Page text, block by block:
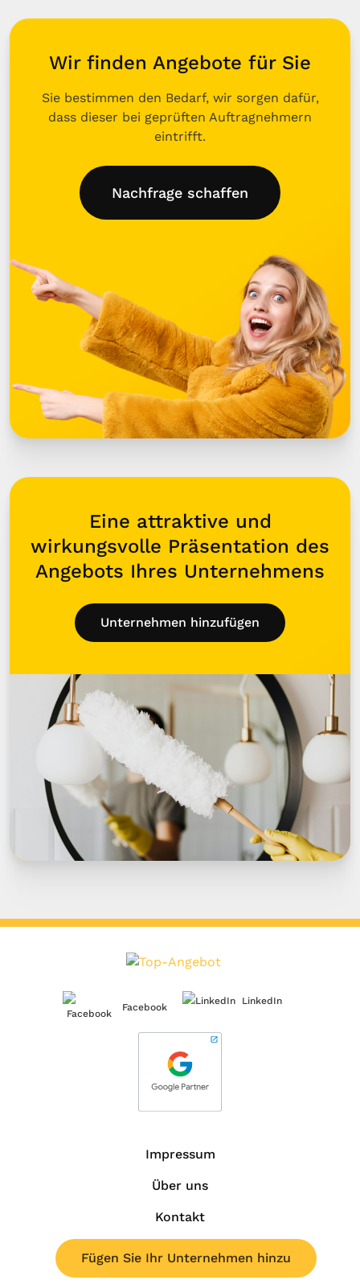
Wir finden Angebote für Sie
Sie bestimmen den Bedarf, wir sorgen dafür,
dass dieser bei geprüften Auftragnehmern
eintrifft.
Nachfrage schaffen
Eine attraktive und
wirkungsvolle Präsentation des
Angebots Ihres Unternehmens
Unternehmen hinzufügen
Facebook
LinkedIn
Impressum
Über uns
Kontakt
Fügen Sie Ihr Unternehmen hinzu